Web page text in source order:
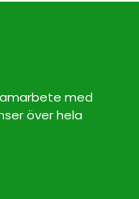
med
över hela